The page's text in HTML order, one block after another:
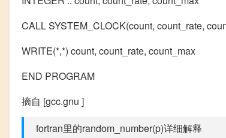
CALL SYSTEM_CLOCK(count, count_rate,
WRITE(*,*) count, count_rate, count_max
END PROGRAM
摘自 [gcc.gnu ]
fortran里的random_number(p)详细解释